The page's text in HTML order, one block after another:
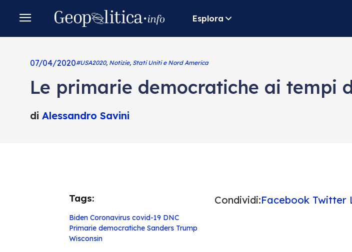
Esplora
07/04/2020#USA2020, Notizie, Stati Uniti e Nord America
Le primarie democratiche ai tempi
di Alessandro Savini
Tags:
Biden Coronavirus covid-19 DNC
Primarie democratiche Sanders Trump
Wisconsin
Condividi:Facebook Twitter